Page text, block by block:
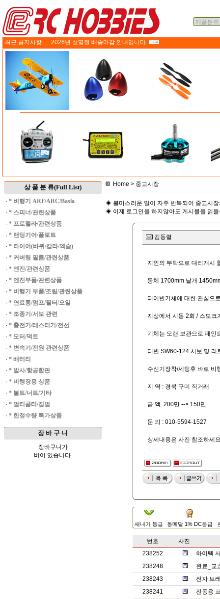
최근 공지사항 : 2026년 설명절 배송마감 안내입니다.
상 품 분 류(Full List)
· * 비행기 ARF/ARC/Basla
· * 스피너/관련상품
· * 프로펠라/관련상품
· * 랜딩기어/플로트
· * 타이어(바퀴/칼라/엑슬)
· * 커버링 필름/관련상품
· * 엔진/관련상품
· * 엔진부품/관련상품
· * 비행기 부품/조립/관련상품
· * 연료통/펌프/필터/오일
· * 조종기/서보 관련
· * 충전기/테스터기/전선
· * 모터/덕트
· * 변속기/전원 관련상품
· * 배터리
· * 발사/항공합판
· * 비행장용 상품
· * 볼트/너트/기타
· * 멀티콥터/짐벌
· * 한정수량 특가상품
장 바 구 니
장바구니가
비어 있습니다.
Home > 중고시장
◈ 불미스러운 일이 자주 반복되어 중고시
◈ 이제 로그인을 하지않아도 게시물을 읽
김동렬
지인의 부탁으로 대리개시
동체 1700mm 날개
터어빈기체에 대한 관심으
지상에서 시동 2회 / 스모
기체는 오랜 보관으로 페인
터빈 SW60-124 서보 및 리
수신기장착/세팅후 바로 비
지 역 : 경북 구미 직거래
금 액 :200만 --> 150만
문 의 : 010-5594-1527
상세내용은 사진 참조하세
새내기 등급 동메달 1% DC등급
번호
사진
238252
하이텍
238248
완료_교
238243
전자 브
238241
전동용